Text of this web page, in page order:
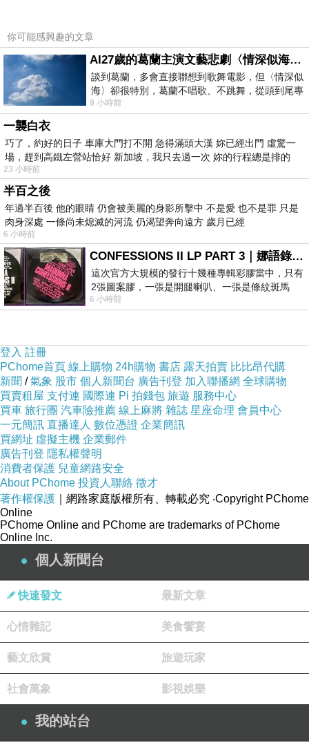
人，都有他們的一套。我也回頭翻《黃帝內經 ·
素問 · 至真要大論》論治法那段，看到“燥者濡
之”四個字——身體乾，就用潤的去濡養它，原來
中醫早就把道理說完了。從此我的背包裡多了一
個保溫壺，上課的日子裡頭裝的不是清水：最常
用的是沙參、玉竹、麥冬煲的水，再不就是羅漢
果泡的茶——單泡、配菊花清清肝火、配雞骨草
清清濕熱，或者乾脆泡陳皮化痰開聲。喝下去，
整節課喉嚨都是潤的，聲音也穩當。
慢慢地，我有了好幾種“專屬”湯水：覺得
身體濕沉，喝薏米茯苓五指毛桃；吃太飽要消
滯，泡點山楂陳皮；上課的日子，書包裡是沙參
玉竹麥冬或羅漢果系列；風寒一來，又回到大暑
那壺薑水。哪一樣都不能變成日常的唯一。
一套湯水，而是怎樣聽出身體當下要的是什麼。
能聽得到，方法才放得對位置。
（養好身體 · 九）
文:原載2026年 6月11日澳門日報「亂世備忘」專欄
圖:https://carein.com.tw/wp-content/uploads/2022/05/summer-
rain-wet-glass-abstract-background-landscape-rainy-day-
outside-window-blurred-background_rain-
position_1000800.jpg?
fbclid=IwY2xjawSXP0NleHRuA2FlbQIxMABicmlkETJhQ3RN
eWtIM2lCUzY0YXR2c3J0YwZhcHBfaWQQMjIyMDM5MTc4
ODIwMDg5MgABHmpJJ5GONW2IKQKZfRGqEp0uNBmbZR
61A4E2pbF-
_U5RNPKej2Ogv7sPCYHU_aem_Ygl4WBac8wPAHdngrxvS
Tw
上一篇：驅寒 原來是夏天的事
下一篇：嶺南夏天 先祛濕
你可能感興趣的文章
AI27歲的葛蘭主演文藝悲劇〈情深似海〉 #戀上老電影 #葛蘭 #粟子
談到葛蘭，多會直接聯想到歌舞電影，但〈情深似
海〉卻很特別，葛蘭不唱歌、不跳舞，從頭到尾專
心演戲。拍攝期間，經常工作超過12個鐘
9 小時前
一襲白衣
巧了，約好的日子 車庫大門打不開 急得滿頭大漢 妳已經出門 虛驚一
場，趕到高鐵左營站恰好 新加坡，我只去過一次 妳的行程總是排的
23 小時前
半百之後
年過半百後 他的眼睛 仍會被美麗的身影所擊中 不是愛 也不是罪 只是
肉身深處 一條尚未熄滅的河流 仍渴望奔向遠方 歲月已經
6 小時前
CONFESSIONS II LP PART 3｜娜語錄II LP PART 3
這次官方大規模的發行十幾種專輯彩膠當中，只有
2張圖案膠，一張是開腿喇叭、一張是條紋斑馬
版；目前官網上只剩澳洲商店AU STORE
6 小時前
登入 註冊
PChome首頁 線上購物 24h購物 書店 露天拍賣 比比昂代購
新聞 /氣象 股市 個人新聞台 廣告刊登 加入聯播網 全球購物
買賣租屋 支付連 國際連 Pi 拍錢包 旅遊 服務中心
買車 旅行團 汽車險推薦 線上麻將 雜誌 星座命理 會員中心
一元簡訊 直播達人 數位憑證 企業簡訊
買網址 虛擬主機 企業郵件
廣告刊登 隱私權聲明
消費者保護 兒童網路安全
About PChome 投資人聯絡 徵才
著作權保護 ｜網路家庭版權所有、轉載必究 ‧Copyright PChome
Online
PChome Online and PChome are trademarks of PChome
Online Inc.
個人新聞台
快速發文 最新文章
心情雜記 美食饗宴
藝文欣賞 旅遊玩家
社會萬象 影視娛樂
我的站台